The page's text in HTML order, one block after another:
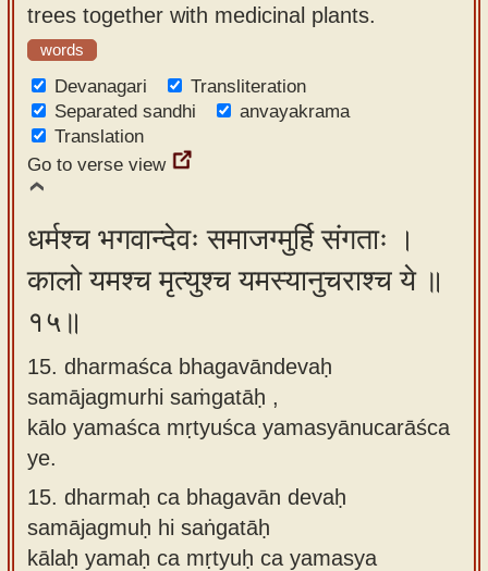
trees together with medicinal plants.
words
Devanagari
Transliteration
Separated sandhi
anvayakrama
Translation
Go to verse view
धर्मश्च भगवान्देवः समाजग्मुर्हि संगताः ।
कालो यमश्च मृत्युश्च यमस्यानुचराश्च ये ॥
१५॥
15. dharmaśca bhagavāndevaḥ
samājagmurhi saṁgatāḥ ,
kālo yamaśca mṛtyuśca yamasyānucarāśca
ye.
15. dharmaḥ ca bhagavān devaḥ
samājagmuḥ hi saṅgatāḥ
kālaḥ yamaḥ ca mṛtyuḥ ca yamasya